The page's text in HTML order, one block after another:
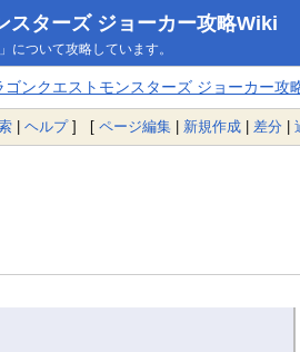
スターズ ジョーカー攻略Wiki
について攻略しています。
ゴンクエストモンスターズ ジョーカー攻
| ヘルプ] [ ページ編集 | 新規作成 | 差分 |